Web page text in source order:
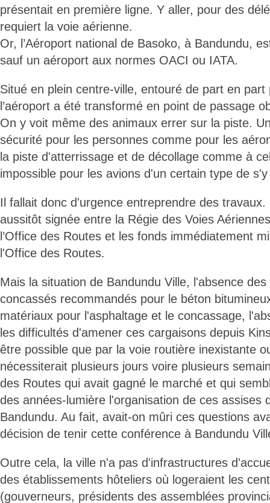
présentait en première ligne. Y aller, pour des
requiert la voie aérienne.
Or, l’Aéroport national de Basoko, à Bandundu,
sauf un aéroport aux normes OACI ou IATA.
Situé en plein centre-ville, entouré de part en
l’aéroport a été transformé en point de passage
On y voit même des animaux errer sur la piste.
sécurité pour les personnes comme pour les
la piste d'atterrissage et de décollage comme à
impossible pour les avions d'un certain type de
Il fallait donc d'urgence entreprendre des
aussitôt signée entre la Régie des Voies
l’Office des Routes et les fonds immédiatement
l'Office des Routes.
Mais la situation de Bandundu Ville, l'absence
concassés recommandés pour le béton
matériaux pour l'asphaltage et le concassage,
les difficultés d'amener ces cargaisons depuis
être possible que par la voie routière inexistante
nécessiterait plusieurs jours voire plusieurs
des Routes qui avait gagné le marché et qui
des années-lumière l'organisation de ces assises
Bandundu. Au fait, avait-on mûri ces questions
décision de tenir cette conférence à Bandundu
Outre cela, la ville n'a pas d'infrastructures
des établissements hôteliers où logeraient les
(gouverneurs, présidents des assemblées